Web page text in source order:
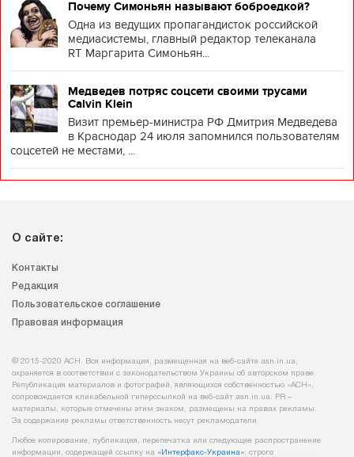
Почему Симоньян называют боброедкой?
Одна из ведущих пропагандисток российской
медиасистемы, главный редактор телеканала
RT Маргарита Симоньян...
Медведев потряс соцсети своими трусами
Calvin Klein
Визит премьер-министра РФ Дмитрия Медведева
в Краснодар 24 июля запомнился пользователям
соцсетей не местами, ...
О сайте:
Контакты
Редакция
Пользовательское соглашение
Правовая информация
© 2015-2020 АСН. Вся информация, размещенная на веб-сайте asn.in.ua,
охраняется в соответствии с законодательством Украины об авторском праве.
Републикация материалов и фотографий, являющихся собственностью «АСН»,
сопровождается кликабельной гиперссылкой на веб-сайт asn.іn.ua. PR –
материалы, которые отмечены этим знаком, размещены на правах рекламы.
За содержание рекламы ответственность несут рекламодатели.
Любое копирование, публикация, перепечатка или следующее распространение
информации, содержащей ссылку на «Интерфакс-Украина», строго